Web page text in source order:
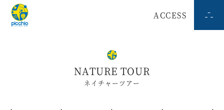
ACCESS
NATURE TOUR
ネイチャーツアー